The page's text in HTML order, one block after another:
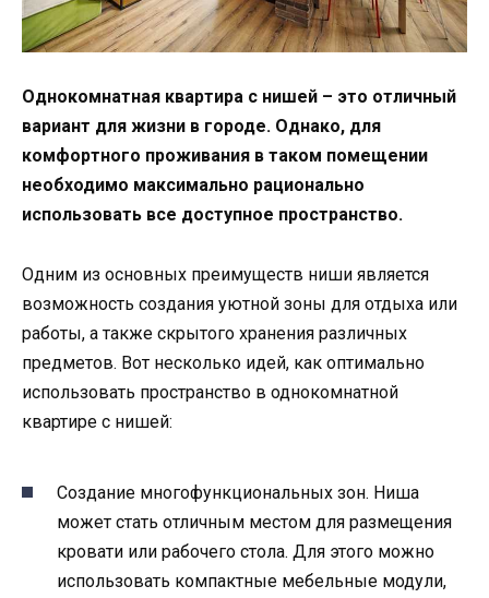
Однокомнатная квартира с нишей – это отличный
вариант для жизни в городе. Однако, для
комфортного проживания в таком помещении
необходимо максимально рационально
использовать все доступное пространство.
Одним из основных преимуществ ниши является
возможность создания уютной зоны для отдыха или
работы, а также скрытого хранения различных
предметов. Вот несколько идей, как оптимально
использовать пространство в однокомнатной
квартире с нишей:
Создание многофункциональных зон. Ниша
может стать отличным местом для размещения
кровати или рабочего стола. Для этого можно
использовать компактные мебельные модули,